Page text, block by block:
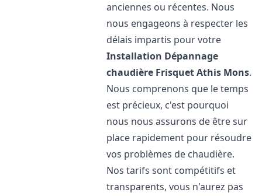
anciennes ou récentes. Nous
nous engageons à respecter les
délais impartis pour votre
Installation Dépannage
chaudière FrisquetAthis Mons.
Nous comprenons que le temps
est précieux, c'est pourquoi
nous nous assurons de être sur
place rapidement pour résoudre
vos problèmes de chaudière.
Nos tarifs sont compétitifs et
transparents, vous n'aurez pas